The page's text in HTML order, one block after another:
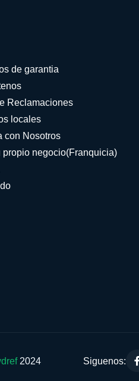
de garantia
Reclamaciones
locales
con Nosotros
propio negocio(Franquicia)
2024 Siguenos: